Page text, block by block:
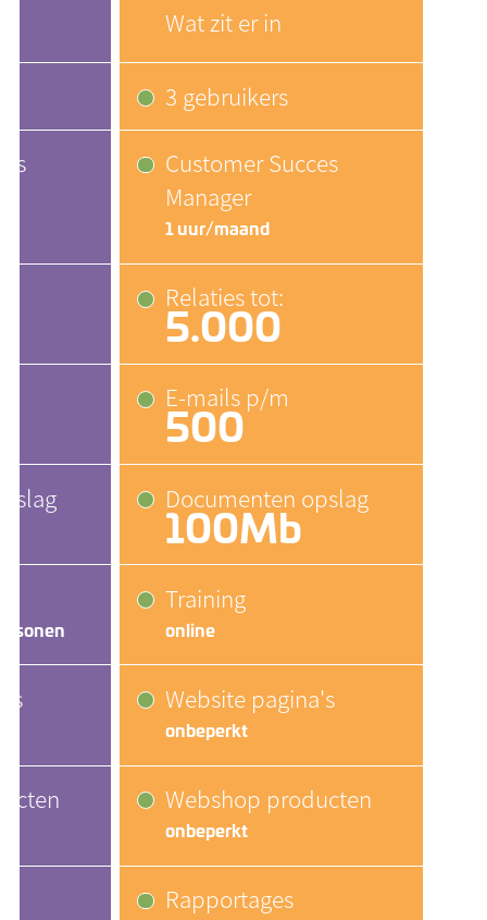
Wat zit er in
3 gebruikers
Customer Succes
Manager
1 uur/maand
Relaties tot:
5.000
E-mails p/m
500
Documenten opslag
100Mb
Training
online
Website pagina's
onbeperkt
Webshop producten
onbeperkt
Rapportages